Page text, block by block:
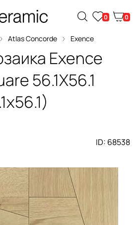
0 0
Atlas Concorde Exence
Exence
56.1X56.1
ID: 68538